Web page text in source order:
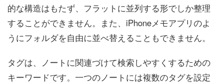
的な構造はもたず、フラットに並列する形でしか整理
することができません。また、iPhoneメモアプリのよ
うにフォルダを自由に並べ替えることもできません。
タグは、ノートに関連づけて検索しやすくするための
キーワードです。一つのノートには複数のタグを設定